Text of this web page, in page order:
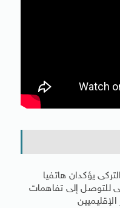
يؤكدان هاتفيا
للتوصل إلى تفاهمات